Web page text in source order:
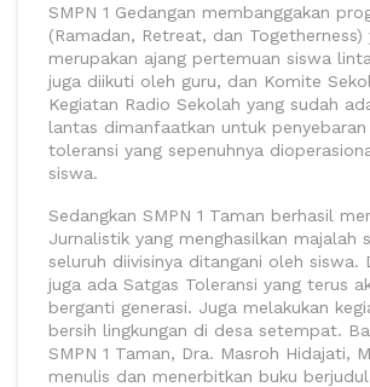
SMPN 1 Gedangan membanggakan
(Ramadan, Retreat, dan Togetherness)
merupakan ajang pertemuan siswa
juga diikuti oleh guru, dan Komite
Kegiatan Radio Sekolah yang sudah
lantas dimanfaatkan untuk
toleransi yang sepenuhnya
siswa.
Sedangkan SMPN 1 Taman berhasil
Jurnalistik yang menghasilkan majalah
seluruh diivisinya ditangani oleh siswa.
juga ada Satgas Toleransi yang terus
berganti generasi. Juga melakukan
bersih lingkungan di desa setempat.
SMPN 1 Taman, Dra. Masroh Hidajati,
menulis dan menerbitkan buku berjudul